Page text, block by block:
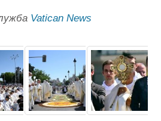
Vatican News